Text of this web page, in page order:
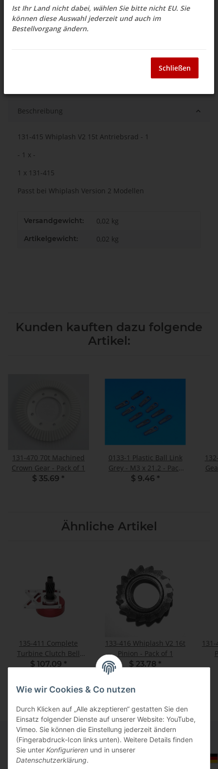
abweichend)
Frage zum Artikel
Beschreibung
131-415 Whiplash V2 15t Antriebsrad - 1
- 1 x -
1 x 131-415
Passt bei Whiplash Version 2 Modellen
Versandgewicht: 0,02 kg
Artikelgewicht: 0,02 kg
Kunden kauften dazu folgende
Artikel:
131-470 70t Machined
Crown Gear - Pack of 1
$ 35.69 *
0133-1 Plastic Ball Link
Grey - M3 x 21.2 - Pack
of 10
$ 9.46 *
Ähnliche Artikel
135-411 Complete
Turbine Clutch Bell
Assembly - Pack of 1
$ 107.09 *
133-416 Whiplash V2 16t
Pinion - Pack of 1
$ 23.78 *
Informationen
Wie wir Cookies & Co nutzen
Durch Klicken auf „Alle akzeptieren“ gestatten Sie den
Einsatz folgender Dienste auf unserer Website: YouTube,
Vimeo. Sie können die Einstellung jederzeit ändern
(Fingerabdruck-Icon links unten). Weitere Details finden
Sie unter Konfigurieren und in unserer
Datenschutzerklärung.
Ist Ihr Land nicht dabei, wählen Sie bitte nicht EU. Sie
können diese Auswahl jederzeit und auch im
Bestellvorgang ändern.
Schließen